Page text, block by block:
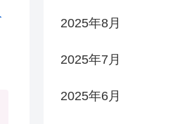
2025年8月
2025年7月
2025年6月